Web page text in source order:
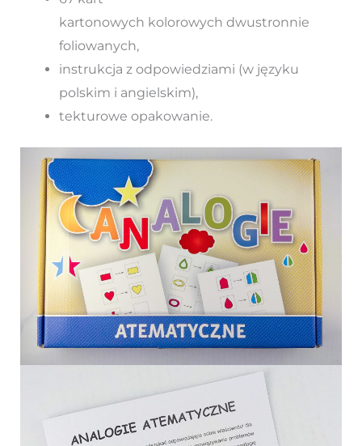
kartonowych kolorowych dwustronnie
foliowanych,
instrukcja z odpowiedziami (w języku
polskim i angielskim),
tekturowe opakowanie.